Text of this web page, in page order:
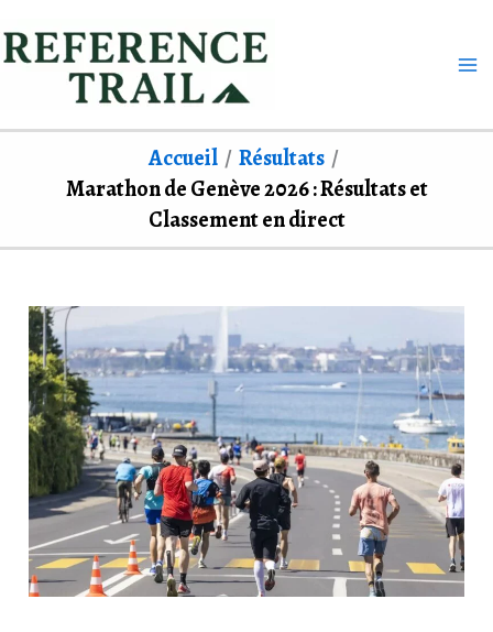
au
Accueil
Résultats
Marathon de Genève 2026 : Résultats et
Classement en direct